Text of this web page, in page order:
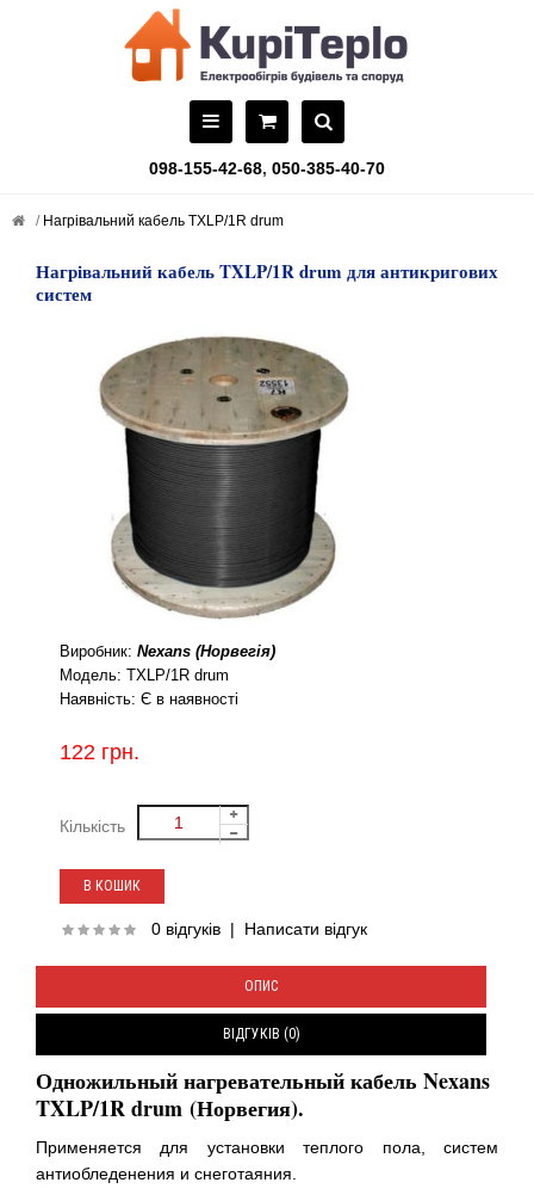
098-155-42-68, 050-385-40-70
Нагрівальний кабель TXLP/1R drum
Нагрівальний кабель TXLP/1R drum для антикригових
систем
Виробник: Nexans (Норвегія)
Модель: TXLP/1R drum
Наявність: Є в наявності
122 грн.
Кількість
0 відгуків | Написати відгук
ОПИС
ВІДГУКІВ (0)
Одножильный нагревательный кабель Nexans
TXLP/1R drum (Норвегия).
Применяется для установки теплого пола, систем
антиобледенения и снеготаяния.